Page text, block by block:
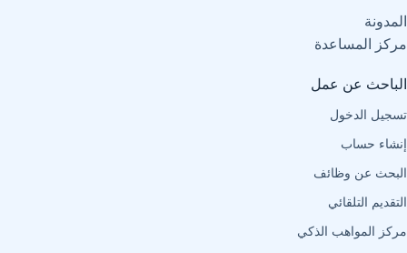
المدونة
مركز المساعدة
الباحث عن عمل
تسجيل الدخول
إنشاء حساب
البحث عن وظائف
التقديم التلقائي
مركز المواهب الذكي